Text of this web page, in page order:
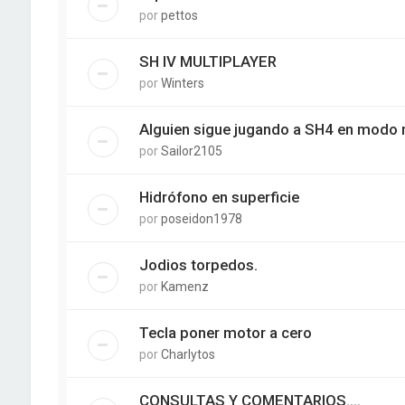
porpettos
SH IV MULTIPLAYER
porWinters
Alguien sigue jugando a SH4 en modo
porSailor2105
Hidrófono en superficie
porposeidon1978
Jodios torpedos.
por Kamenz
Tecla poner motor a cero
porCharlytos
CONSULTAS Y COMENTARIOS....